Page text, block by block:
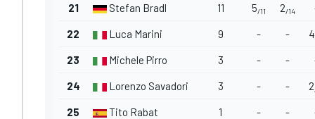
21 Stefan Bradl 11 5/11 2/14
22 Luca Marini 9 - - 4
23 Michele Pirro 3 - -
24 Lorenzo Savadori 3 - - 2
25 Tito Rabat 1 - -